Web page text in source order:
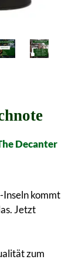
Decanter
kommt
Jetzt
zum